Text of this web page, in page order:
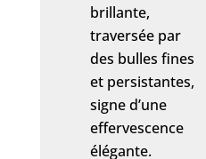
brillante,
traversée par
des bulles fines
et persistantes,
signe d’une
effervescence
élégante.